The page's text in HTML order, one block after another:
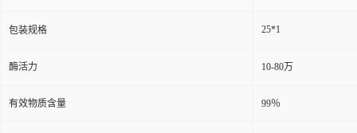
包装规格 25*1
酶活力 10-80万
有效物质含量 99％